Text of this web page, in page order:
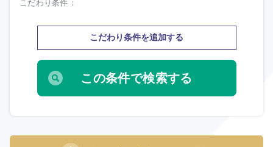
こだわり条件
こだわり条件を追加する